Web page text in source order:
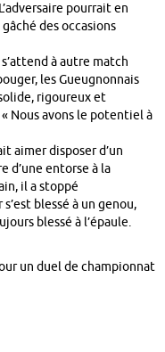
pourrait en
des occasions
à autre match
les Gueugnonnais
rigoureux et
Nous avons le potentiel à
aimer disposer d’un
d’une entorse à la
il a stoppé
blessé à un genou,
blessé à l’épaule.
un duel de championnat